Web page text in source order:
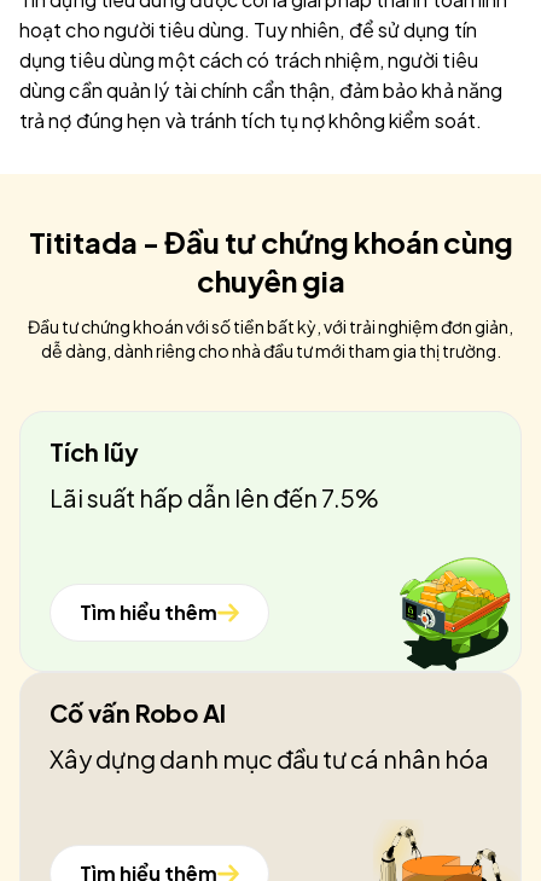
hoạt cho người tiêu dùng. Tuy nhiên, để sử dụng tín
dụng tiêu dùng một cách có trách nhiệm, người tiêu
dùng cần quản lý tài chính cẩn thận, đảm bảo khả năng
trả nợ đúng hẹn và tránh tích tụ nợ không kiểm soát.
Tititada - Đầu tư chứng khoán cùng
chuyên gia
Đầu tư chứng khoán với số tiền bất kỳ, với trải nghiệm đơn giản,
dễ dàng, dành riêng cho nhà đầu tư mới tham gia thị trường.
Tích lũy
Lãi suất hấp dẫn lên đến 7.5%
Tìm hiểu thêm
Cố vấn Robo AI
Xây dựng danh mục đầu tư cá nhân hóa
Tìm hiểu thêm